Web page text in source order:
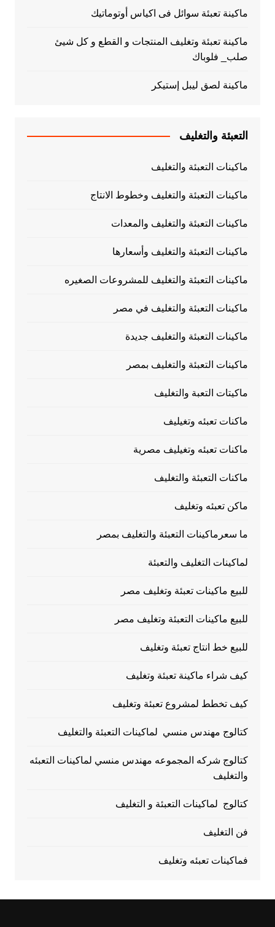
ماكينة تعبئة سوائل فى اكياس أوتوماتيك
ماكينة تعبئة وتغليف المنتجات و القطع و كل شيئ
صلب_ فلوباك
ماكينة لصق ليبل إستيكر
التعبئة والتغليف
ماكينات التعبئة والتغليف
ماكينات التعبئة والتغليف وخطوط الانتاج
ماكينات التعبئة والتغليف والمعدات
ماكينات التعبئة والتغليف وأسعارها
ماكينات التعبئة والتغليف للمشروعات الصغيره
ماكينات التعبئة والتغليف في مصر
ماكينات التعبئة والتغليف جديدة
ماكينات التعبئة والتغليف بمصر
ماكيتات التعبة والتغليف
ماكنات تعبئه وتغيليف
ماكنات تعبئه وتغيليف مصرية
ماكنات التعبئة والتغليف
ماكن تعبئه وتغليف
ما سعرماكينات التعبئة والتغليف بمصر
لماكينات التغليف والتعبئة
للبيع ماكينات تعبئة وتغليف مصر
للبيع ماكينات التعبئة وتغليف مصر
للبيع خط انتاج تعبئة وتغليف
كيف شراء ماكينة تعبئة وتغليف
كيف تخطط لمشروع تعبئة وتغليف
كتالوج مهندس منسي لماكينات التعبئة والتغليف
كتالوج شركه المجموعه مهندس منسي لماكينات التعبئه
والتغليف
كتالوج لماكينات التعبئة و التغليف
فن التغليف
فماكينات تعبئه وتغليف